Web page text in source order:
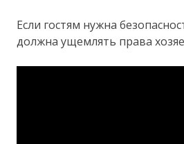
Если гостям нужна
должна ущемлять права